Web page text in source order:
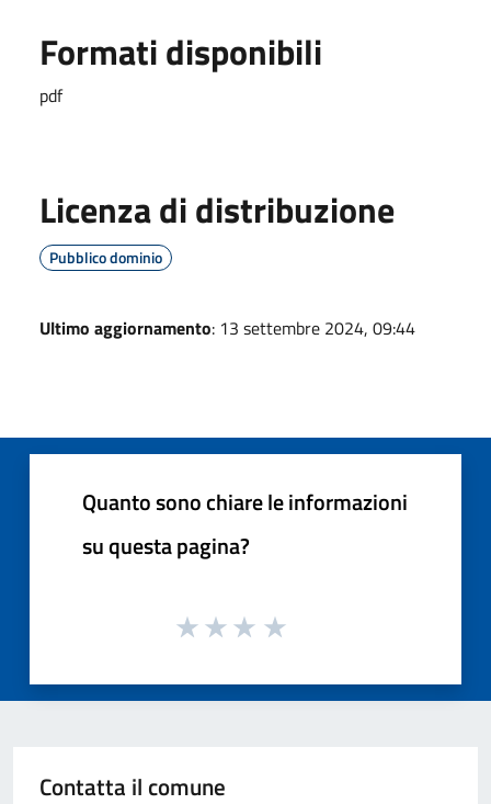
Formati disponibili
pdf
Licenza di distribuzione
Pubblico dominio
Ultimo aggiornamento: 13 settembre 2024, 09:44
Quanto sono chiare le informazioni
su questa pagina?
Contatta il comune